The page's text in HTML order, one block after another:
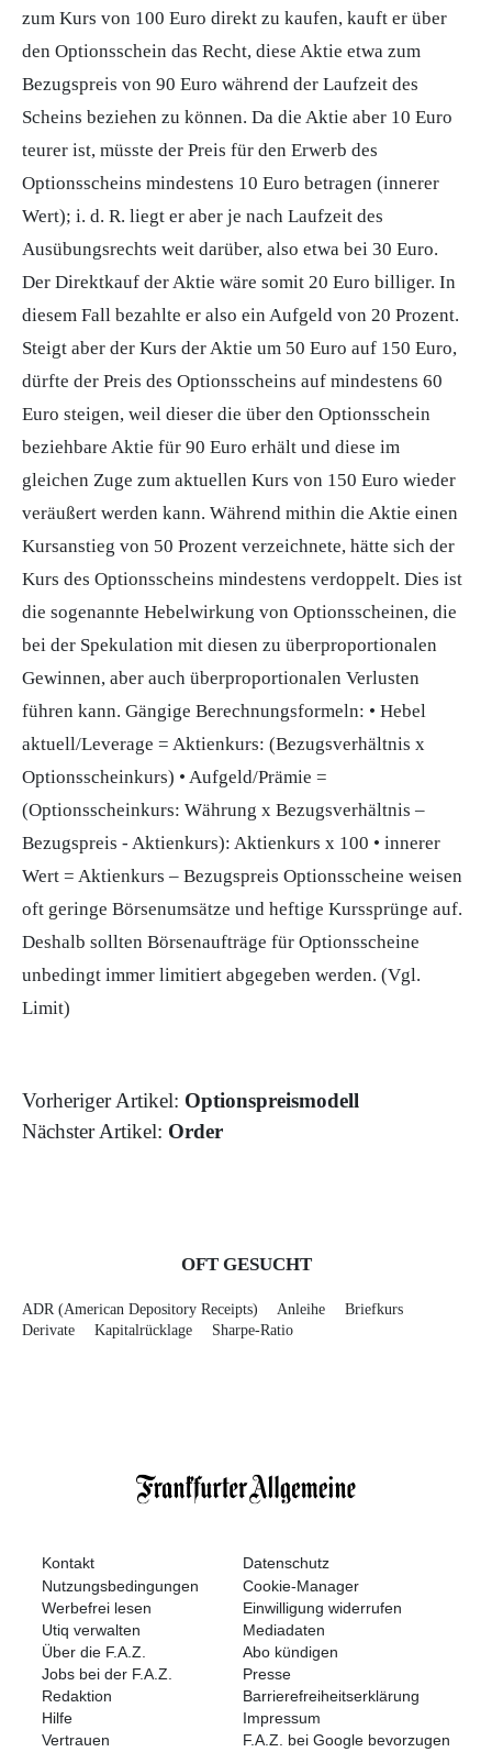
zum Kurs von 100 Euro direkt zu kaufen, kauft er über
den Optionsschein das Recht, diese Aktie etwa zum
Bezugspreis von 90 Euro während der Laufzeit des
Scheins beziehen zu können. Da die Aktie aber 10 Euro
teurer ist, müsste der Preis für den Erwerb des
Optionsscheins mindestens 10 Euro betragen (innerer
Wert); i. d. R. liegt er aber je nach Laufzeit des
Ausübungsrechts weit darüber, also etwa bei 30 Euro.
Der Direktkauf der Aktie wäre somit 20 Euro billiger. In
diesem Fall bezahlte er also ein Aufgeld von 20 Prozent.
Steigt aber der Kurs der Aktie um 50 Euro auf 150 Euro,
dürfte der Preis des Optionsscheins auf mindestens 60
Euro steigen, weil dieser die über den Optionsschein
beziehbare Aktie für 90 Euro erhält und diese im
gleichen Zuge zum aktuellen Kurs von 150 Euro wieder
veräußert werden kann. Während mithin die Aktie einen
Kursanstieg von 50 Prozent verzeichnete, hätte sich der
Kurs des Optionsscheins mindestens verdoppelt. Dies ist
die sogenannte Hebelwirkung von Optionsscheinen, die
bei der Spekulation mit diesen zu überproportionalen
Gewinnen, aber auch überproportionalen Verlusten
führen kann. Gängige Berechnungsformeln: • Hebel
aktuell/Leverage = Aktienkurs: (Bezugsverhältnis x
Optionsscheinkurs) • Aufgeld/Prämie =
(Optionsscheinkurs: Währung x Bezugsverhältnis –
Bezugspreis - Aktienkurs): Aktienkurs x 100 • innerer
Wert = Aktienkurs – Bezugspreis Optionsscheine weisen
oft geringe Börsenumsätze und heftige Kurssprünge auf.
Deshalb sollten Börsenaufträge für Optionsscheine
unbedingt immer limitiert abgegeben werden. (Vgl.
Limit)
Vorheriger Artikel: Optionspreismodell
Nächster Artikel: Order
OFT GESUCHT
ADR (American Depository Receipts) Anleihe
Briefkurs
Derivate
Kapitalrücklage Sharpe-Ratio
Kontakt
Datenschutz
Nutzungsbedingungen
Cookie-Manager
Werbefrei lesen
Einwilligung widerrufen
Utiq verwalten
Mediadaten
Über die F.A.Z.
Abo kündigen
Jobs bei der F.A.Z.
Presse
Redaktion
Barrierefreiheitserklärung
Hilfe
Impressum
Vertrauen
F.A.Z. bei Google bevorzugen